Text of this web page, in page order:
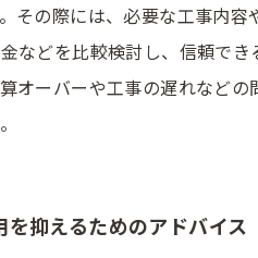
その際には、必要な工事内
などを比較検討し、信頼で
オーバーや工事の遅れなど
を抑えるためのアドバイス